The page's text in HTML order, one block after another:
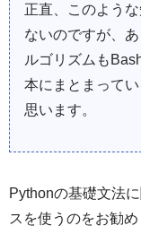
正直、このよう
ないのですが、
ルゴリズムも
本にまとまって
思います。
Pythonの基礎文法
スを使うのをお勧め